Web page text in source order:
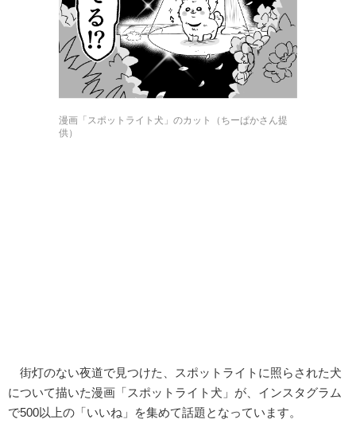
漫画「スポットライト犬」のカット（ちーぱかさん提
供）
街灯のない夜道で見つけた、スポットライトに照らされた犬
について描いた漫画「スポットライト犬」が、インスタグラム
で500以上の「いいね」を集めて話題となっています。